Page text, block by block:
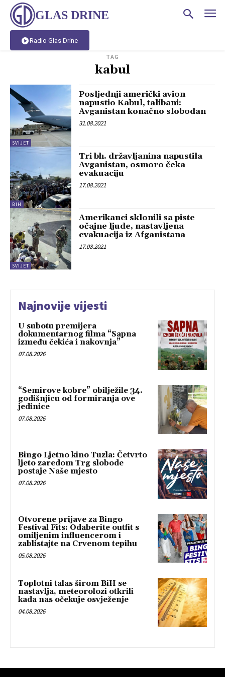
GLAS DRINE
Radio Glas Drine
TAG
kabul
SVIJET
Posljednji američki avion
napustio Kabul, talibani:
Avganistan konačno slobodan
31.08.2021
BIH
Tri bh. državljanina napustila
Avganistan, osmoro čeka
evakuaciju
17.08.2021
SVIJET
Amerikanci sklonili sa piste
očajne ljude, nastavljena
evakuacija iz Afganistana
17.08.2021
Najnovije vijesti
U subotu premijera
dokumentarnog filma “Sapna
između čekića i nakovnja”
07.08.2026
“Semirove kobre” obilježile 34.
godišnjicu od formiranja ove
jedinice
07.08.2026
Bingo Ljetno kino Tuzla: Četvrto
ljeto zaredom Trg slobode
postaje Naše mjesto
07.08.2026
Otvorene prijave za Bingo
Festival Fits: Odaberite outfit s
omiljenim influencerom i
zablistajte na Crvenom tepihu
05.08.2026
Toplotni talas širom BiH se
nastavlja, meteorolozi otkrili
kada nas očekuje osvježenje
04.08.2026